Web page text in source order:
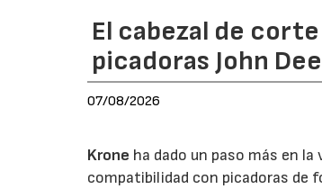
El cabezal de
picadoras John
07/08/2026
Krone ha dado un paso más en
compatibilidad con picadoras de